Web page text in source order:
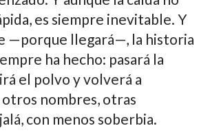
es siempre inevitable. Y
—porque llegará—, la historia
ha hecho: pasará la
el polvo y volverá a
nombres, otras
con menos soberbia.